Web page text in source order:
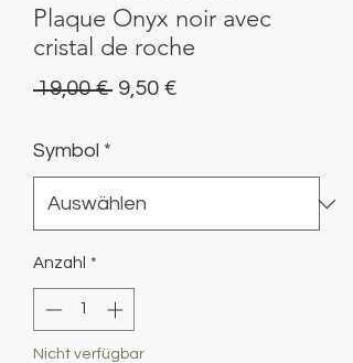
Plaque Onyx noir avec
cristal de roche
19,00 € Standardpreis
9,50 €Sale-
Symbol *
Anzahl *
Nicht verfügbar